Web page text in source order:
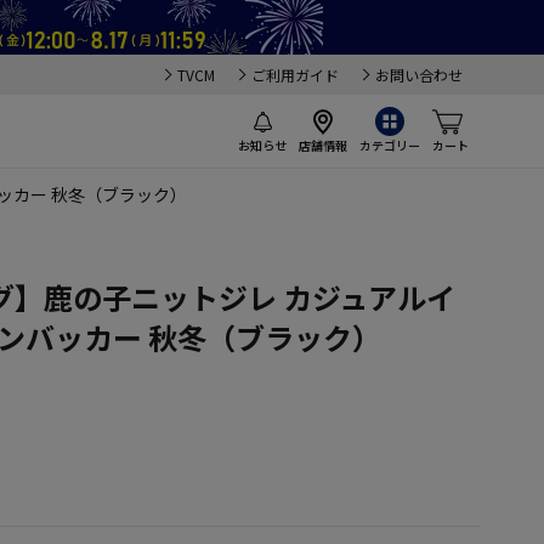
TVCM ご利用ガイド お問い合わせ
お知らせ 店舗情報 カテゴリー カート
ー 秋冬（ブラック）
鹿の子ニットジレ カジュアルイ
バッカー 秋冬（ブラック）